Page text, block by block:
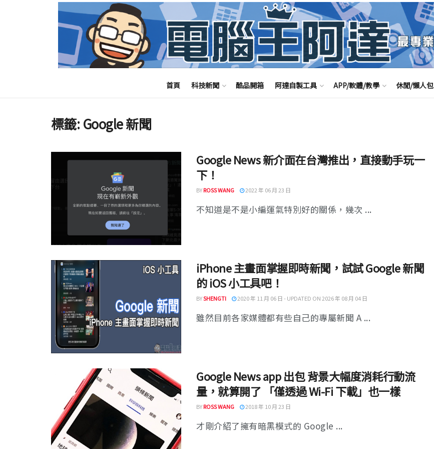
首頁 科技新聞 酷品開箱 阿達自製工具 APP/軟體/教學 休閒/懶人包
標籤: Google 新聞
Google News 新介面在台灣推出，直接動手玩一
下！
BYROSS WANG 2022 年 06 月 23 日
不知道是不是小編運氣特別好的關係，幾次 ...
iPhone 主畫面掌握即時新聞，試試 Google 新聞
的 iOS 小工具吧！
BYSHENGTI 2020 年 11 月 06 日 - UPDATED ON 2026 年 08 月 04 日
雖然目前各家媒體都有些自己的專屬新聞 A ...
Google News app 出包 背景大幅度消耗行動流
量，就算開了 「僅透過 Wi-Fi 下載」也一樣
BYROSS WANG 2018 年 10 月 23 日
才剛介紹了擁有暗黑模式的 Google ...